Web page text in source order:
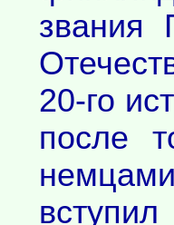
звания
20-го
после